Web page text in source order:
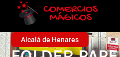
Alcalá de Henares